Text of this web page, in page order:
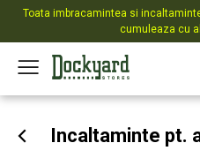
Toata imbracamintea si
cumuleaza cu
Incaltaminte pt.